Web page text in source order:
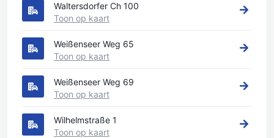
Waltersdorfer Ch 100
Toon op kaart
Weißenseer Weg 65
Toon op kaart
Weißenseer Weg 69
Toon op kaart
Wilhelmstraße 1
Toon op kaart